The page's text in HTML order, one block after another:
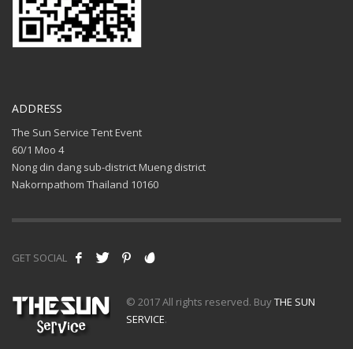
ADDRESS
The Sun Service Tent Event
60/1 Moo 4
Nong din dang sub-district Mueng district
Nakornpathom Thailand 10160
GET SOCIAL
© 2017 All rights reserved. BuyTHE SUN
SERVICE.